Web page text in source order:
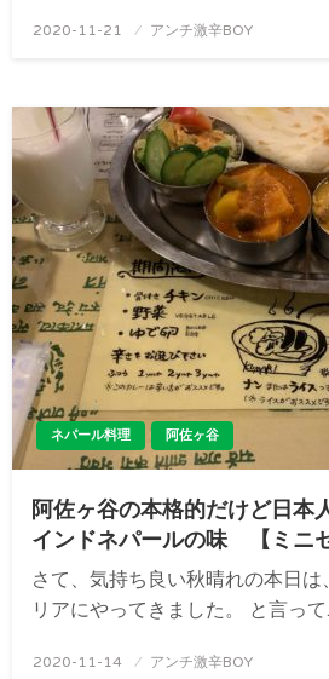
投
2020-11-21 アンチ激辛BOY
ネパール料理 阿佐ヶ谷
阿佐ヶ谷の本格的だけど日本
インドネパールの味 【ミニセ
さて、気持ち良い秋晴れの本日
リアにやってきました。 と言っ
投
2020-11-14 アンチ激辛BOY